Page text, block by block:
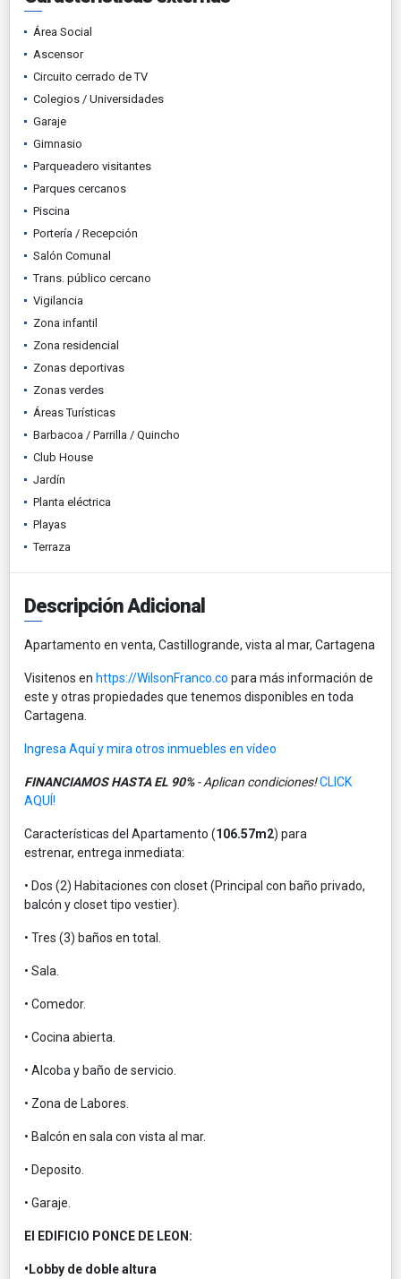
Área Social
Ascensor
Circuito cerrado de TV
Colegios / Universidades
Garaje
Gimnasio
Parqueadero visitantes
Parques cercanos
Piscina
Portería / Recepción
Salón Comunal
Trans. público cercano
Vigilancia
Zona infantil
Zona residencial
Zonas deportivas
Zonas verdes
Áreas Turísticas
Barbacoa / Parrilla / Quincho
Club House
Jardín
Planta eléctrica
Playas
Terraza
Descripción Adicional
Apartamento en venta, Castillogrande, vista al mar, Cartagena
Visitenos en https://WilsonFranco.co para más información de
este y otras propiedades que tenemos disponibles en toda
Cartagena.
Ingresa Aquí y mira otros inmuebles en vídeo
FINANCIAMOS HASTA EL 90%- Aplican condiciones!CLICK
AQUÍ!
Características del Apartamento (106.57m2) para
estrenar, entrega inmediata:
• Dos (2) Habitaciones con closet (Principal con baño privado,
balcón y closet tipo vestier).
• Tres (3) baños en total.
• Sala.
• Comedor.
• Cocina abierta.
• Alcoba y baño de servicio.
• Zona de Labores.
• Balcón en sala con vista al mar.
• Deposito.
• Garaje.
El EDIFICIO PONCE DE LEON:
•Lobby de doble altura